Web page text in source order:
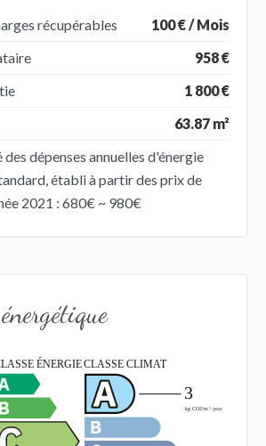
récupérables
100 € / Mois
958 €
1 800 €
63.87 m²
dépenses annuelles d'énergie
établi à partir des prix de
2021 : 680€ ~ 980€